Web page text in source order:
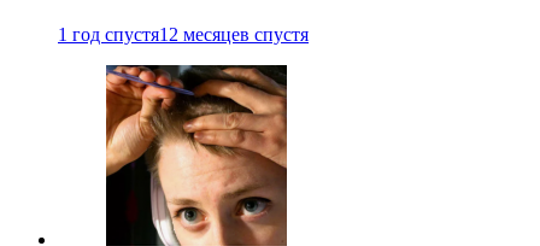
1 год спустя12 месяцев спустя